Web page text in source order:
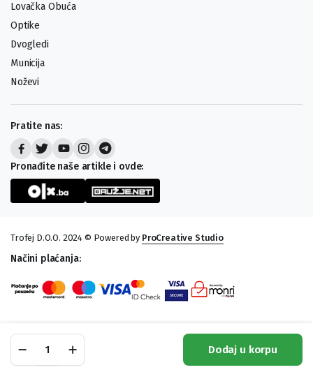
Puška
Benelli
Dodaj u korpu
Lovačka Obuća
Optike
Dvogledi
Municija
Noževi
Pratite nas:
Pronađite naše artikle i ovde:
Trofej D.O.O. 2024 © Powered by ProCreative Studio
Načini plaćanja:
Shop Pretraga Kategorije